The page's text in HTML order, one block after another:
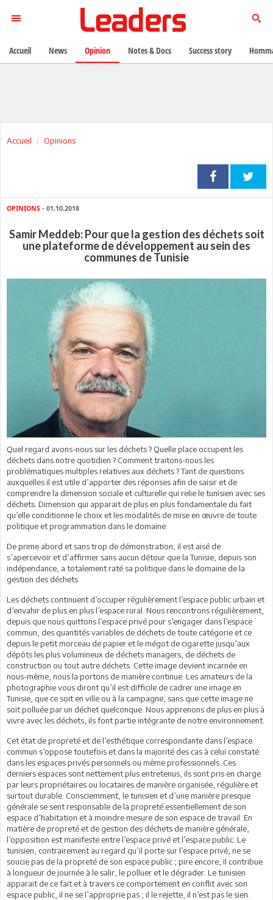
Accueil Opinions
OPINIONS - 01.10.2018
Samir Meddeb: Pour que la gestion des déchets soit
une plateforme de développement au sein des
communes de Tunisie
Quel regard avons-nous sur les déchets ? Quelle place occupent les
déchets dans notre quotidien ? Comment traitons-nous les
problématiques multiples relatives aux déchets ? Tant de questions
auxquelles il est utile d’apporter des réponses afin de saisir et de
comprendre la dimension sociale et culturelle qui relie le tunisien avec ses
déchets. Dimension qui apparait de plus en plus fondamentale du fait
qu’elle conditionne le choix et les modalités de mise en œuvre de toute
politique et programmation dans le domaine.
De prime abord et sans trop de démonstration, il est aisé de
s’apercevoir et d’affirmer sans aucun détour que la Tunisie, depuis son
indépendance, a totalement raté sa politique dans le domaine de la
gestion des déchets.
Les déchets continuent d’occuper régulièrement l’espace public urbain et
d’envahir de plus en plus l’espace rural. Nous rencontrons régulièrement,
depuis que nous quittons l’espace privé pour s’engager dans l’espace
commun, des quantités variables de déchets de toute catégorie et ce
depuis le petit morceau de papier et le mégot de cigarette jusqu’aux
dépôts les plus volumineux de déchets managers, de déchets de
construction ou tout autre déchets. Cette image devient incarnée en
nous-même, nous la portons de manière continue. Les amateurs de la
photographie vous diront qu’il est difficile de cadrer une image en
Tunisie, que ce soit en ville ou à la campagne, sans que cette image ne
soit polluée par un déchet quelconque. Nous apprenons de plus en plus à
vivre avec les déchets, ils font partie intégrante de notre environnement.
Cet état de propreté et de l’esthétique correspondante dans l’espace
commun s’oppose toutefois et dans la majorité des cas à celui constaté
dans les espaces privés personnels ou même professionnels. Ces
derniers espaces sont nettement plus entretenus, ils sont pris en charge
par leurs propriétaires ou locataires de manière organisée, régulière et
surtout durable. Consciemment, le tunisien et d’une manière presque
générale se sent responsable de la propreté essentiellement de son
espace d’habitation et à moindre mesure de son espace de travail. En
matière de propreté et de gestion des déchets de manière générale,
l’opposition est manifeste entre l’espace privé et l’espace public. Le
tunisien, contrairement au regard qu’il porte sur l’espace privé, ne se
soucie pas de la propreté de son espace public ; pire encore, il contribue
à longueur de journée à le salir, le polluer et le dégrader. Le tunisien
apparait de ce fait et à travers ce comportement en conflit avec son
espace public, il ne se l’approprie pas ; il le rejette, il n’est pas le sien.
Accueil News Opinion Notes & Docs Success story